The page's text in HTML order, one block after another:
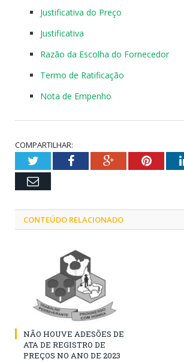
Justificativa do Preço
Justificativa
Razão da Escolha do Fornecedor
Termo de Ratificação
Nota de Empenho
COMPARTILHAR:
TwitterFacebookGoogle+
Email
CONTEÚDO RELACIONADO
NÃO HOUVE ADESÕES DE
ATA DE REGISTRO DE
PREÇOS NO ANO DE 2023